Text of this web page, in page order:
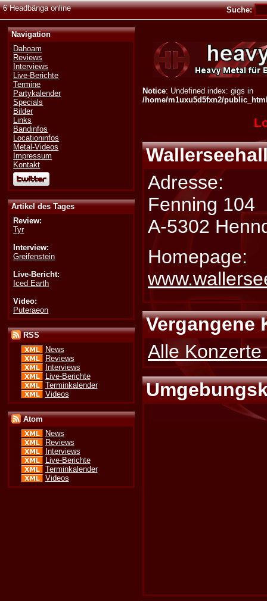
6 Headbänga online Suche:
Navigation
Dahoam
Reviews
Interviews
Live-Berichte
Termine
Partykalender
Specials
Bilder
Links
Bandinfos
Locationinfos
Metal-Videos
Impressum
Kontakt
Artikel des Tages
Review:
Tyr
Interview:
Greifenstein
Live-Bericht:
Iced Earth
Video:
Puteraeon
RSS
News
Reviews
Interviews
Live-Berichte
Terminkalender
Videos
Atom
News
Reviews
Interviews
Live-Berichte
Terminkalender
Videos
Notice: Undefined index: gigs in
/home/m1uxu5d5fxn2/
Adresse:
Fenning 104
A-5302
Homepage:
Vergangene
Alle